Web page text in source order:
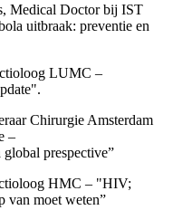
Medical Doctor bij IST
uitbraak: preventie en
LUMC –
Chirurgie Amsterdam
–
prespective”
HMC – "HIV;
van moet weten”